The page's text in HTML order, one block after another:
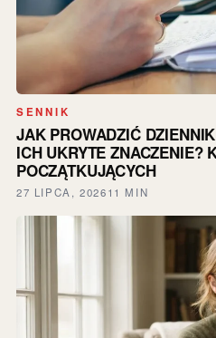
SENNIK
JAK PROWADZIĆ
ICH UKRYTE ZNACZENIE?
POCZĄTKUJĄCYCH
27 LIPCA, 202611 MIN